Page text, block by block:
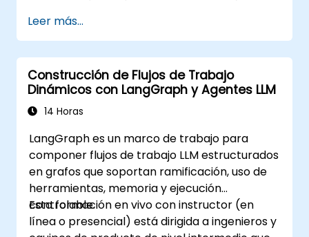
Leer más...
Construcción de Flujos de Trabajo
Dinámicos con LangGraph y Agentes LLM
14 Horas
LangGraph es un marco de trabajo para
componer flujos de trabajo LLM estructurados
en grafos que soportan ramificación, uso de
herramientas, memoria y ejecución
controlable.
Esta formación en vivo con instructor (en
línea o presencial) está dirigida a ingenieros y